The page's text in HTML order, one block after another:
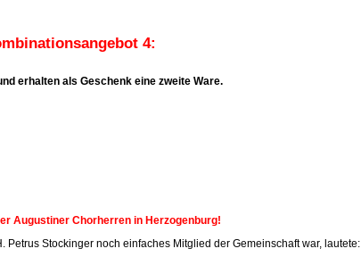
4:
erhalten als Geschenk eine zweite Ware.
Augustiner Chorherren in Herzogenburg!
Stockinger noch einfaches Mitglied der Gemeinschaft war, lautete: